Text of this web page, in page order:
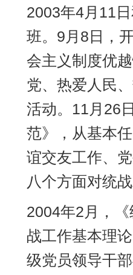
2003年4月11
班。9月8日，
会主义制度优
党、热爱人民
活动。11月26
范》，从基本
谊交友工作、
八个方面对统
2004年2月，
战工作基本理
级党员领导干